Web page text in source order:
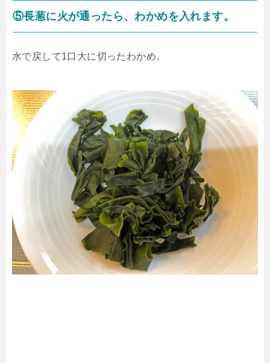
⑤長葱に火が通ったら、わかめを入れます。
水で戻して1口大に切ったわかめ。